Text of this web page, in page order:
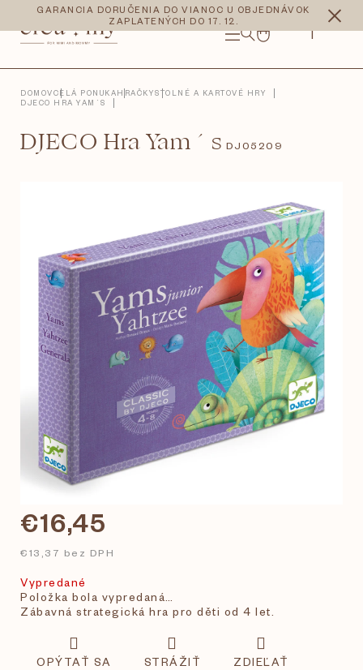
obsah
GARANCIA DORUČENIA DO VIANOC U OBJEDNÁVOK
ZAPLATENÝCH DO 17. 12.
NÁKUPNÝ
CZK EUR
DOMOVCELÁ PONUKAHRAČKYSTOLNÉ A KARTOVÉ HRY
DJECO HRA YAM´S
DJECO Hra Yam´s DJ05209
€16,45
€13,37 bez DPH
Vypredané
Položka bola vypredaná…
Zábavná strategická hra pro děti od 4 let.
OPÝTAŤ SA STRÁŽIŤ ZDIEĽAŤ